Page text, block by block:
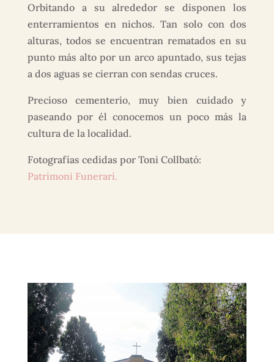
Orbitando a su alrededor se disponen los
enterramientos en nichos. Tan solo con dos
alturas, todos se encuentran rematados en su
punto más alto por un arco apuntado, sus tejas
a dos aguas se cierran con sendas cruces.
Precioso cementerio, muy bien cuidado y
paseando por él conocemos un poco más la
cultura de la localidad.
Fotografías cedidas por Toni Collbató:
Patrimoni Funerari.